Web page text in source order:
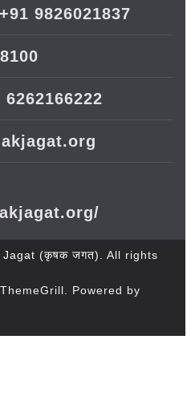
9826021837
Jagat (कृषक जगत). All rights
Powered by